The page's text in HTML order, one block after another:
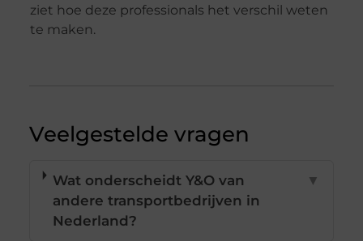
ziet hoe deze professionals het verschil weten
te maken.
Veelgestelde vragen
Wat onderscheidt Y&O van
andere transportbedrijven in
Nederland?
▼